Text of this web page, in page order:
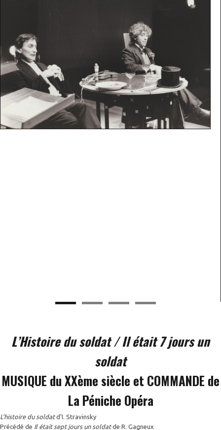
L’Histoire du soldat / Il était 7 jours un
soldat
MUSIQUE du XXème siècle et COMMANDE de
La Péniche Opéra
L’histoire du soldatd’I. Stravinsky
Précédé de Il était sept jours un soldatde R. Gagneux